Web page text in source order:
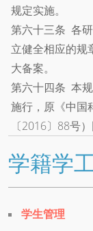
规定实施。
第六十三条 各
立健全相应的规
大备案。
第六十四条 本
施行，原《中国
〔2016〕88号
学籍学
学生管理